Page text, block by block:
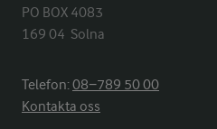
PO BOX 4083
169 04  Solna
Telefon:08−789 50 00
Kontakta oss